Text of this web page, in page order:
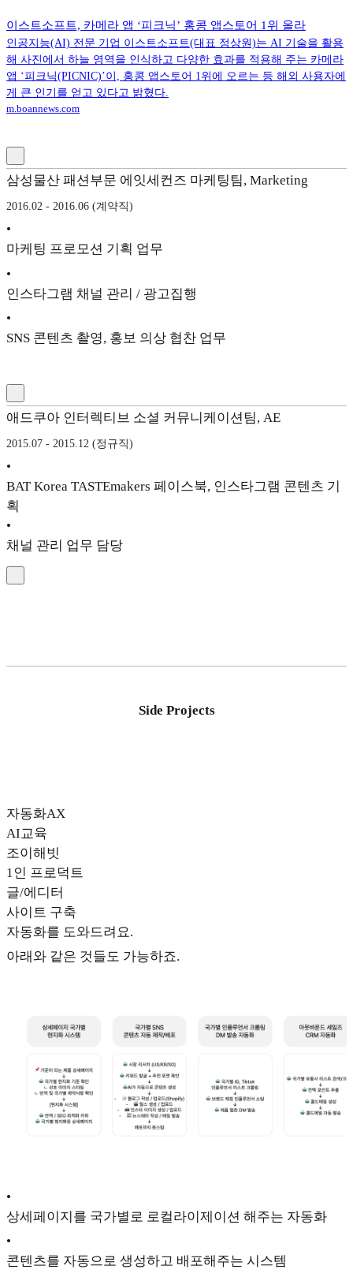
이스트소프트, 카메라 앱 ‘피크닉’ 홍콩 앱스토어 1위 올라
인공지능(AI) 전문 기업 이스트소프트(대표 정상원)는 AI 기술을 활용
해 사진에서 하늘 영역을 인식하고 다양한 효과를 적용해 주는 카메라
앱 ‘피크닉(PICNIC)’이, 홍콩 앱스토어 1위에 오르는 등 해외 사용자에
게 큰 인기를 얻고 있다고 밝혔다.
m.boannews.com
삼성물산 패션부문 에잇세컨즈 마케팅팀, Marketing
2016.02 - 2016.06 (계약직)
•
마케팅 프로모션 기획 업무
•
인스타그램 채널 관리 / 광고집행
•
SNS 콘텐츠 촬영, 홍보 의상 협찬 업무
애드쿠아 인터렉티브 소셜 커뮤니케이션팀, AE
2015.07 - 2015.12 (정규직)
•
BAT Korea TASTEmakers 페이스북, 인스타그램 콘텐츠 기
획
•
채널 관리 업무 담당
Side Projects
자동화AX
AI교육
조이해빗
1인 프로덕트
글/에디터
사이트 구축
자동화를 도와드려요.
아래와 같은 것들도 가능하죠.
•
상세페이지를 국가별로 로컬라이제이션 해주는 자동화
•
콘텐츠를 자동으로 생성하고 배포해주는 시스템